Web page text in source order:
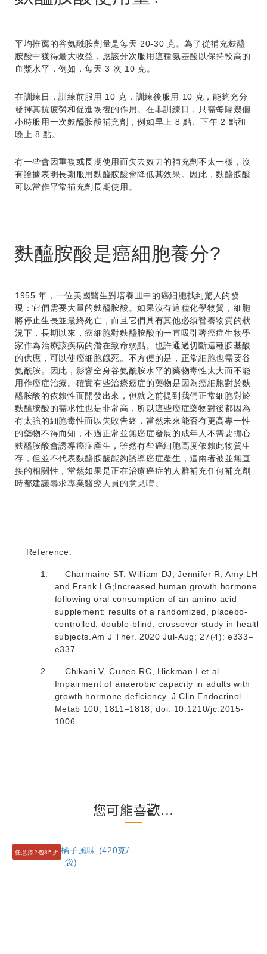
平均推薦的谷氨酰胺劑量是每天 20-30 克。為了從補充麩醯
胺酸中獲得最大收益，應該分次服用這種氨基酸以保持較高的
血漿水平，例如，每天 3 次 10 克。
在訓練日，訓練前服用 10 克，訓練後服用 10 克，能夠充分
發揮其抗疲勞和促進恢復的作用。在非訓練日，只需每隔幾個
小時服用一次麩醯胺酸補充劑，例如早上 8 點、下午 2 點和
晚上 8 點。
有一些會因重複或長期使用而失去效力的補充劑不太一樣，沒
有證據表明長期服用麩醯胺酸會降低其效果。因此，麩醯胺酸
可以當作平常補充劑長期使用。
麩醯胺酸是癌細胞養分?
1955 年，一位美國醫生對培養皿中的癌細胞找到驚人的發
現：它們需要大量的麩醯胺酸。如果沒有這種化學物質，細胞
將停止生長並最終死亡，而且它們具有其他必須營養物質的狀
況下，長期以來，癌細胞對麩醯胺酸的一直吸引著癌症生物學
家作為治療該疾病的潛在致命弱點。也許通過切斷這種胺基酸
的供應，可以使癌細胞餓死。不方便的是，正常細胞也需要谷
氨酰胺。因此，影響全身谷氨酰胺水平的藥物毒性太大而不能
用作癌症治療。確實有些治療癌症的藥物是因為癌細胞對於麩
醯胺酸的依賴性而開發出來，但就之前提到我們正常細胞對於
麩醯胺酸的需求性也是非常高，所以這些癌症藥物對後都因為
有太強的細胞毒性而以失敗告終，當然未來能否有更高專一性
的藥物不得而知，不過正常並無癌症發展的成年人不需要擔心
麩醯胺酸會誘導癌症產生，雖然有些癌細胞高度依賴此物質生
存，但並不代表麩醯胺酸能夠誘導癌症產生，這兩者被並無直
接的相關性，當然如果是正在治療癌症的人群補充任何補充劑
時都建議尋求專業醫療人員的意見唷。
Reference:
1.
Charmaine ST, William DJ, Jennifer R, Amy LH,
and Frank LG;Increased human growth hormone
following oral consumption of an amino acid
supplement: results of a randomized, placebo-
controlled, double-blind, crossover study in healthy
subjects.Am J Ther. 2020 Jul-Aug; 27(4): e333–
e337.
2.
Chikani V, Cuneo RC, Hickman I et al.
Impairment of anaerobic capacity in adults with
growth hormone deficiency. J Clin Endocrinol
Metab 100, 1811–1818, doi: 10.1210/jc.2015-
1006
您可能喜歡...
任意搭2包85折